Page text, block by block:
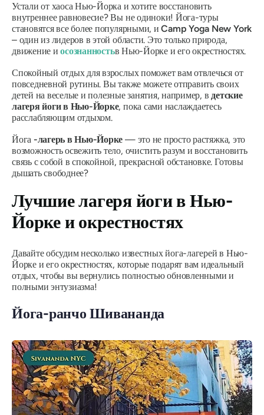
Устали от хаоса Нью-Йорка и хотите восстановить
внутреннее равновесие? Вы не одиноки! Йога-туры
становятся все более популярными, иCamp Yoga New York
– один из лидеров в этой области. Это только природа,
движение иосознанностьв Нью-Йорке и его окрестностях.
Спокойный отдых для взрослых поможет вам отвлечься от
повседневной рутины. Вы также можете отправить своих
детей на веселые и полезные занятия, например, вдетские
лагеря йоги в Нью-Йорке, пока сами наслаждаетесь
расслабляющим отдыхом.
Йога -лагерь в Нью-Йорке — это не просто растяжка, это
возможность освежить тело, очистить разум и восстановить
связь с собой в спокойной, прекрасной обстановке. Готовы
дышать свободнее?
Лучшие лагеря йоги в Нью-
Йорке и окрестностях
Давайте обсудим несколько известных йога-лагерей в Нью-
Йорке и его окрестностях, которые подарят вам идеальный
отдых, чтобы вы вернулись полностью обновленными и
полными энтузиазма!
Йога-ранчо Шивананда